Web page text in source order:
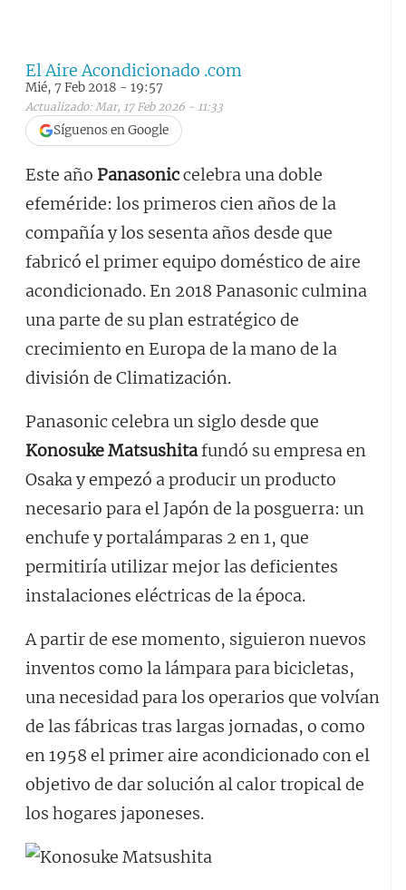
El Aire Acondicionado .com
Mié, 7 Feb 2018 - 19:57
Actualizado: Mar, 17 Feb 2026 - 11:33
Síguenos en Google
Este año Panasoniccelebra una doble
efeméride: los primeros cien años de la
compañía y los sesenta años desde que
fabricó el primer equipo doméstico de aire
acondicionado. En 2018 Panasonic culmina
una parte de su plan estratégico de
crecimiento en Europa de la mano de la
división de Climatización.
Panasonic celebra un siglo desde que
Konosuke Matsushitafundó su empresa en
Osaka y empezó a producir un producto
necesario para el Japón de la posguerra: un
enchufe y portalámparas 2 en 1, que
permitiría utilizar mejor las deficientes
instalaciones eléctricas de la época.
A partir de ese momento, siguieron nuevos
inventos como la lámpara para bicicletas,
una necesidad para los operarios que volvían
de las fábricas tras largas jornadas, o como
en 1958 el primer aire acondicionado con el
objetivo de dar solución al calor tropical de
los hogares japoneses.